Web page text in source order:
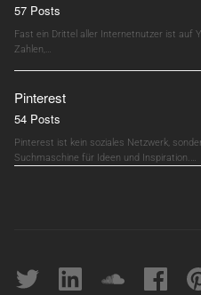
57 Posts
Fast ein Drittel aller Internetnutzer ist auf
Zahlen,…
Pinterest
54 Posts
Pinterest ist kein soziales Netzwerk,
Suchmaschine für Ideen und Inspiration.…
Twitter linkedin soundcloudFacebook